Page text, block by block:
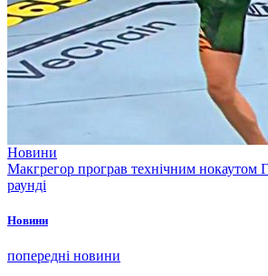
Новини
Макгрегор програв технічним нокаутом
раунді
Новини
попередні новини